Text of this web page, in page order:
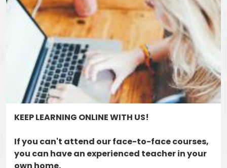
KEEP LEARNING ONLINE WITH US!
If you can't attend our face-to-face courses,
you can have an experienced teacher in your